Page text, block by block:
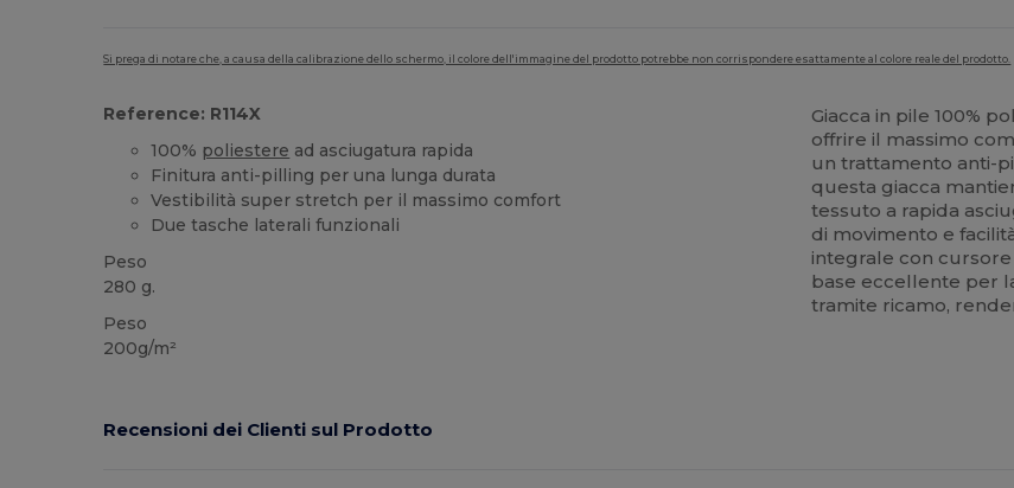
Si prega di notare che, a causa della calibrazione dello schermo, il colore dell'immagine del prodotto potrebbe non corrispondere esattamente al colore reale del prodotto.
Reference: R114X
100% poliestere ad asciugatura rapida
Finitura anti-pilling per una lunga durata
Vestibilità super stretch per il massimo comfort
Due tasche laterali funzionali
Peso
280 g.
Peso
200g/m²
Giacca in pile 100%
offrire il massimo
un trattamento anti-
questa giacca
tessuto a rapida
di movimento e
integrale con
base eccellente per
tramite ricamo,
Recensioni dei Clienti sul Prodotto